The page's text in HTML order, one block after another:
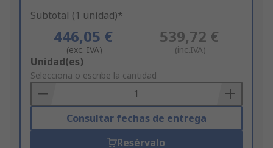
Subtotal (1 unidad)*
446,05 €
(exc. IVA)
539,72 €
(inc.IVA)
Add
to
Basket
Unidad(es)
Selecciona o escribe la cantidad
Consultar fechas de entrega
Resérvalo